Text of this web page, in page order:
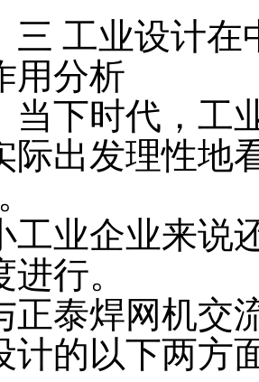
工业设计在
用分析
时代，工业
际出发理性地
工业企业来说
进行。
正泰焊网机交
计的以下两方